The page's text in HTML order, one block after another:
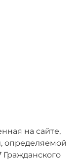
на сайте,
определяемой